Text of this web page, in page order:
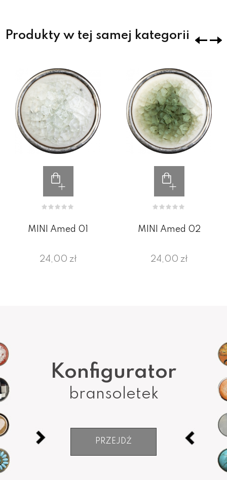
Produkty w tej samej kategorii
MINI Amed 01
24,00 zł
MINI Amed 02
24,00 zł
Konfigurator
bransoletek
PRZEJDŹ